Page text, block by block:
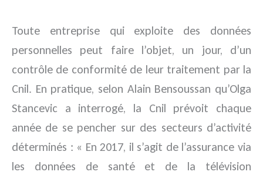
Toute entreprise qui exploite des données
personnelles peut faire l’objet, un jour, d’un
contrôle de conformité de leur traitement par la
Cnil. En pratique, selon Alain Bensoussan qu’Olga
Stancevic a interrogé, la Cnil prévoit chaque
année de se pencher sur des secteurs d’activité
déterminés : « En 2017, il s’agit de l’assurance via
les données de santé et de la télévision